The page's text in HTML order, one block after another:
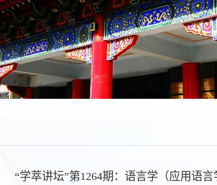
“学萃讲坛”第1264期：语言学（应用语